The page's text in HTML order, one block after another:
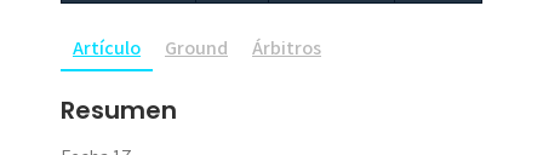
Artículo Ground Árbitros
Resumen